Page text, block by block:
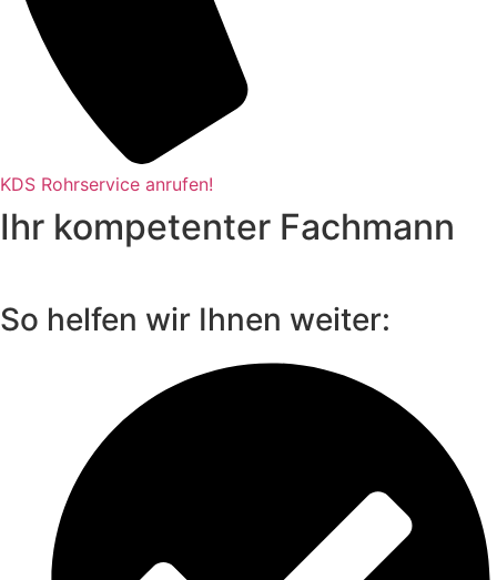
KDS Rohrservice anrufen!
Ihr kompetenter Fachmann
So helfen wir Ihnen weiter: